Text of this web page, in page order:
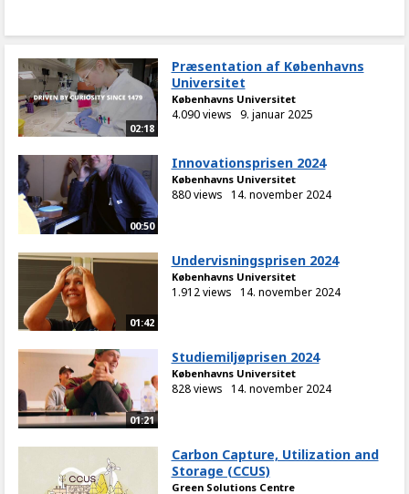
02:18
Præsentation af Københavns
Universitet
Københavns Universitet
4.090 views 9. januar 2025
00:50
Innovationsprisen 2024
Københavns Universitet
880 views 14. november 2024
01:42
Undervisningsprisen 2024
Københavns Universitet
1.912 views 14. november 2024
01:21
Studiemiljøprisen 2024
Københavns Universitet
828 views 14. november 2024
Carbon Capture, Utilization and
Storage (CCUS)
Green Solutions Centre